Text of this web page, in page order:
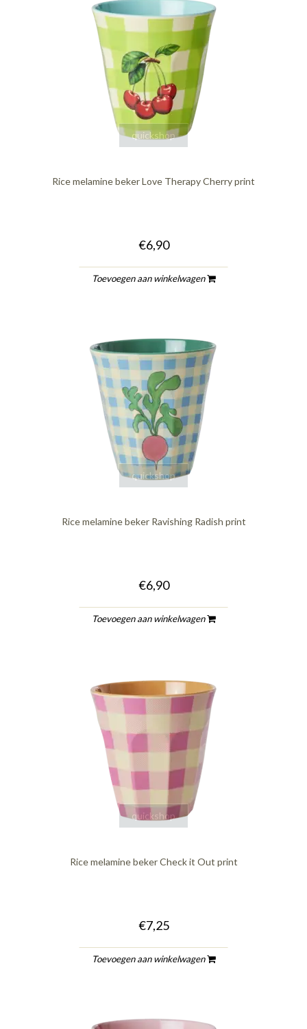
quickshop
Rice melamine beker Love Therapy Cherry print
€6,90
Toevoegen aan winkelwagen
quickshop
Rice melamine beker Ravishing Radish print
€6,90
Toevoegen aan winkelwagen
quickshop
Rice melamine beker Check it Out print
€7,25
Toevoegen aan winkelwagen